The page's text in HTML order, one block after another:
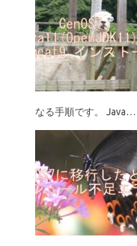
なる手順です。 Java…